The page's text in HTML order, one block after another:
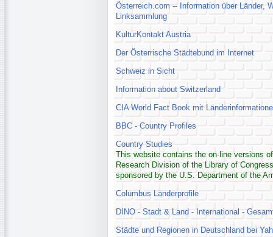
Österreich.com -- Information über Länder,
Linksammlung
KulturKontakt Austria
Der Österrische Städtebund im Internet
Schweiz in Sicht
Information about Switzerland
CIA World Fact Book mit
BBC - Country Profiles
Country Studies
This website contains the on-line versions
Research Division of the Library of
sponsored by the U.S. Department of the
Columbus Länderprofile
DINO - Stadt & Land - International -
Städte und Regionen in Deutschland bei